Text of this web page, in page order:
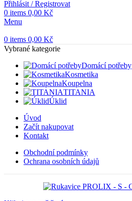
Přihlásit / Registrovat
0 items 0,00 Kč
Menu
0 items 0,00 Kč
Vybrané kategorie
Domácí potřeby
Kosmetika
Koupelna
TITANIA
Úklid
Úvod
Začít nakupovat
Kontakt
Obchodní podmínky
Ochrana osobních údajů